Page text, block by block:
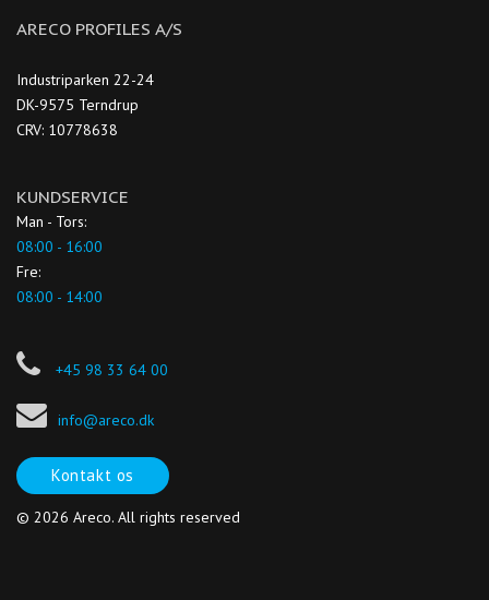
ARECO PROFILES A/S
Industriparken 22-24
DK-9575 Terndrup
CRV: 10778638
KUNDSERVICE
Man - Tors:
08:00 - 16:00
Fre:
08:00 - 14:00
+45 98 33 64 00
info@areco.dk
Kontakt os
© 2026 Areco. All rights reserved